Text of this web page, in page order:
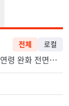
전체 로컬
"65세 복수국적 빗장 푸나"... 한국 정부, 연령 완화 전면 추진